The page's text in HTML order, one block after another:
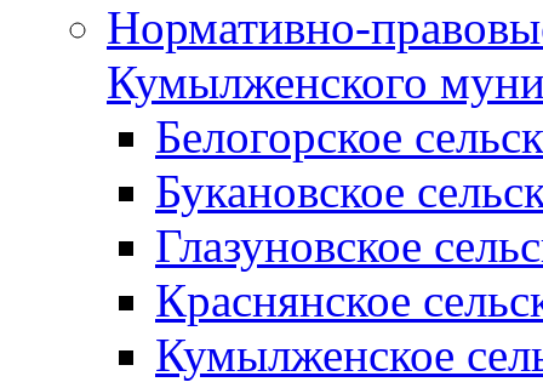
Нормативно-
Кумылженского
Белогорское
Букановское
Глазуновское
Краснянское
Кумылженское